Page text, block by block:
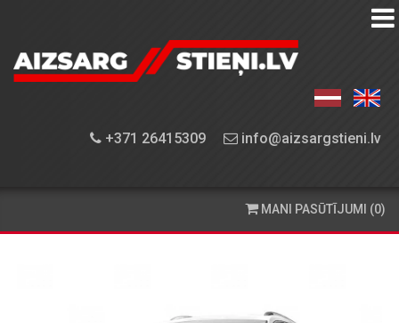
+371 26415309 info@aizsargstieni.lv
AIZSARGSTIEŅU
APRĪKOJUMA
PIEGĀDE
MANI PASŪTĪJUMI (0)